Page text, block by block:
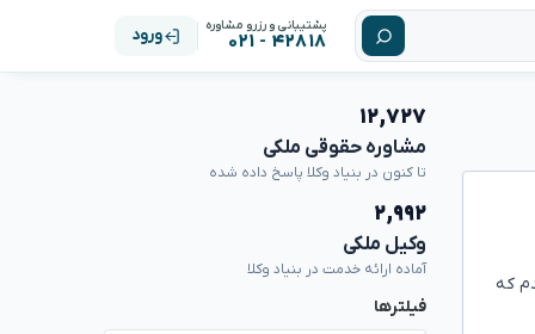
پشتیبانی و رزرو مشاوره
۴۲۸۱۸ - ۰۲۱ ورود
که
۱۲,۷۲۷
مشاوره حقوقی ملکی
تا کنون در بنیاد وکلا پاسخ داده شده
۲,۹۹۲
وکیل ملکی
آماده ارائه خدمت در بنیاد وکلا
فیلترها